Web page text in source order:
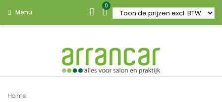
Menu
0
Home